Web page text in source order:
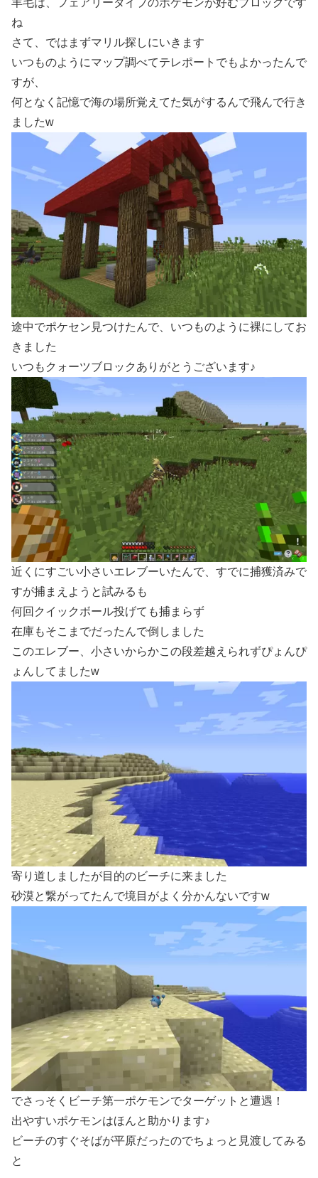
羊毛は、フェアリータイプのポケモンが好むブロックです
ね
さて、ではまずマリル探しにいきます
いつものようにマップ調べてテレポートでもよかったんで
すが、
何となく記憶で海の場所覚えてた気がするんで飛んで行き
ましたw
途中でポケセン見つけたんで、いつものように裸にしてお
きました
いつもクォーツブロックありがとうございます♪
近くにすごい小さいエレブーいたんで、すでに捕獲済みで
すが捕まえようと試みるも
何回クイックボール投げても捕まらず
在庫もそこまでだったんで倒しました
このエレブー、小さいからかこの段差越えられずぴょんぴ
ょんしてましたw
寄り道しましたが目的のビーチに来ました
砂漠と繋がってたんで境目がよく分かんないですw
でさっそくビーチ第一ポケモンでターゲットと遭遇！
出やすいポケモンはほんと助かります♪
ビーチのすぐそばが平原だったのでちょっと見渡してみる
と